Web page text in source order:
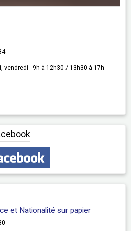
vendredi - 9h à 12h30 / 13h30 à 17h
et Nationalité sur papier